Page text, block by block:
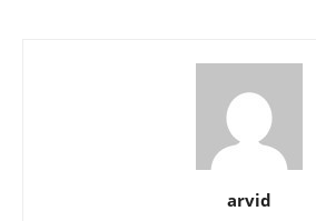
arvid